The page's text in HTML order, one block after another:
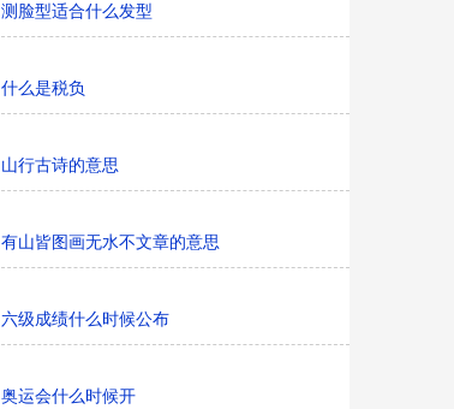
测脸型适合什么发型
什么是税负
山行古诗的意思
有山皆图画无水不文章的意思
六级成绩什么时候公布
奥运会什么时候开